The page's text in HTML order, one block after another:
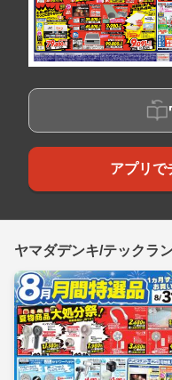
アプリで
ヤマダデンキ/テックラ